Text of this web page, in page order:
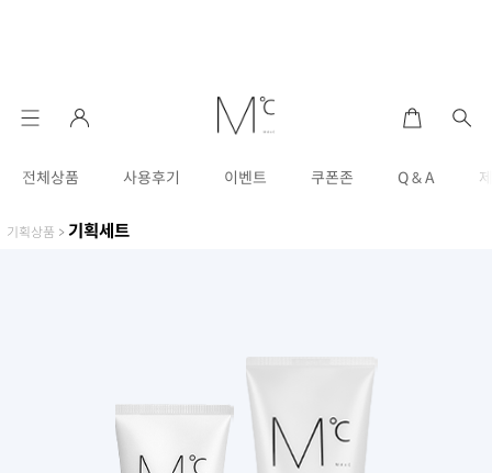
전체상품 사용후기 이벤트 쿠폰존 Q & A
기획상품 > 기획세트